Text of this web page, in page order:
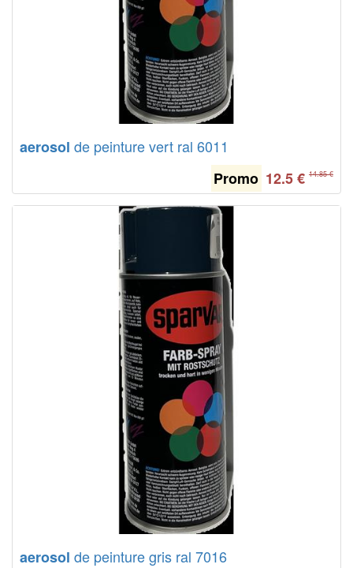
aerosol de peinture vert ral 6011
Promo 12.5€ 14.85 €
aerosol de peinture gris ral 7016